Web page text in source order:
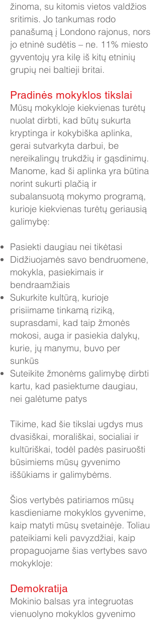
žinoma, su kitomis vietos valdžios
sritimis. Jo tankumas rodo
panašumą į Londono rajonus, nors
jo etninė sudėtis – ne. 11% miesto
gyventojų yra kilę iš kitų etninių
grupių nei baltieji britai.
Pradinės mokyklos tikslai
Mūsų mokykloje kiekvienas turėtų
nuolat dirbti, kad būtų sukurta
kryptinga ir kokybiška aplinka,
gerai sutvarkyta darbui, be
nereikalingų trukdžių ir gąsdinimų.
Manome, kad ši aplinka yra būtina
norint sukurti plačią ir
subalansuotą mokymo programą,
kurioje kiekvienas turėtų geriausią
galimybę:
Pasiekti daugiau nei tikėtasi
Didžiuojamės savo bendruomene,
mokykla, pasiekimais ir
bendraamžiais
Sukurkite kultūrą, kurioje
prisiimame tinkamą riziką,
suprasdami, kad taip žmonės
mokosi, auga ir pasiekia dalykų,
kurie, jų manymu, buvo per
sunkūs
Suteikite žmonėms galimybę dirbti
kartu, kad pasiektume daugiau,
nei galėtume patys
Tikime, kad šie tikslai ugdys mus
dvasiškai, morališkai, socialiai ir
kultūriškai, todėl padės pasiruošti
būsimiems mūsų gyvenimo
iššūkiams ir galimybėms.
Šios vertybės patiriamos mūsų
kasdieniame mokyklos gyvenime,
kaip matyti mūsų svetainėje. Toliau
pateikiami keli pavyzdžiai, kaip
propaguojame šias vertybes savo
mokykloje:
Demokratija
Mokinio balsas yra integruotas
vienuolyno mokyklos gyvenimo